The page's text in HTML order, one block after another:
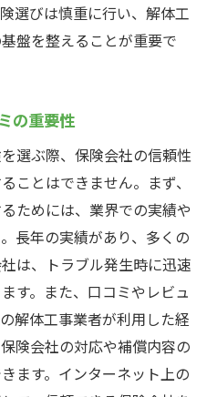
選びは慎重に行い、解体工
盤を整えることが重要で
の重要性
選ぶ際、保険会社の信頼性
ことはできません。まず、
ためには、業界での実績や
長年の実績があり、多くの
は、トラブル発生時に迅速
す。また、口コミやレビュ
解体工事業者が利用した経
険会社の対応や補償内容の
ます。インターネット上の